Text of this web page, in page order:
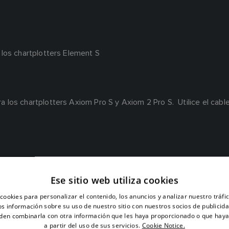
chartplotters Element S
los chartplotters Axiom Pro S y Axiom 2 Pro S. Utilice el
a los modelos Element HV. Tenga en cuenta que el
HV.
Ese sitio web utiliza cookies
para personalizar el contenido, los anuncios y analizar nuestro
información sobre su uso de nuestro sitio con nuestros socios de
combinarla con otra información que les haya proporcionado o que
a partir del uso de sus servicios. Cookie Notice.